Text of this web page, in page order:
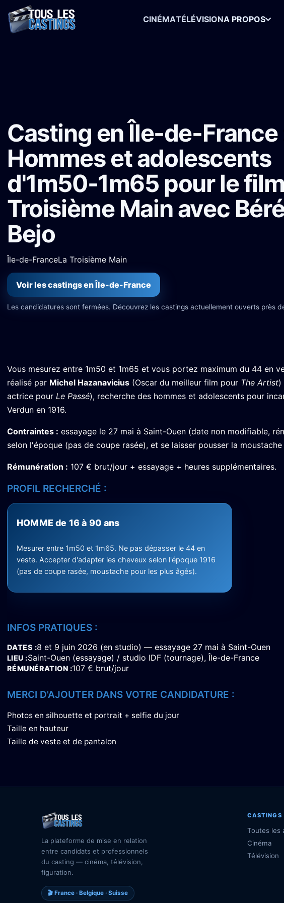
CINÉMATÉLÉVISIONA PROPOS
Casting en Île-de-France
Hommes et adolescents
d'1m50-1m65 pour le
Troisième Main avec
Bejo
Île-de-FranceLa Troisième Main
Voir les castings en Île-de-France
Les candidatures sont fermées. Découvrez les castings actuellement ouverts près
Vous mesurez entre 1m50 et 1m65 et vous portez maximum du 44 en
réalisé par Michel Hazanavicius (Oscar du meilleur film pour The Artist)
actrice pour Le Passé), recherche des hommes et adolescents pour
Verdun en 1916.
Contraintes : essayage le 27 mai à Saint-Ouen (date non modifiable,
selon l'époque (pas de coupe rasée), et se laisser pousser la
Rémunération : 107 € brut/jour + essayage + heures supplémentaires.
PROFIL RECHERCHÉ :
HOMME de 16 à 90 ans
Mesurer entre 1m50 et 1m65. Ne pas dépasser le 44 en
veste. Accepter d'adapter les cheveux selon l'époque 1916
(pas de coupe rasée, moustache pour les plus âgés).
INFOS PRATIQUES :
DATES 8 et 9 juin 2026 (en studio) — essayage 27 mai à Saint-Ouen
LIEU Saint-Ouen (essayage) / studio IDF (tournage), Île-de-France
RÉMUNÉRATION 107 € brut/jour
MERCI D'AJOUTER DANS VOTRE CANDIDATURE :
Photos en silhouette et portrait + selfie du jour
Taille en hauteur
Taille de veste et de pantalon
La plateforme de mise en relation
entre candidats et professionnels
du casting — cinéma, télévision,
figuration.
🎬 France · Belgique · Suisse
CASTINGS
Toutes les
Cinéma
Télévision